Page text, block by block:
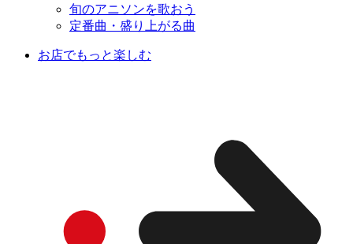
旬のアニソンを歌おう
定番曲・盛り上がる曲
お店でもっと楽しむ